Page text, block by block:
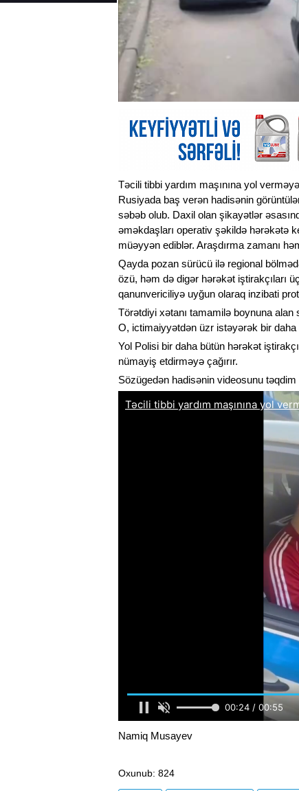
Təcili tibbi yardım maşınına yol
Rusiyada baş verən hadisənin
səbəb olub. Daxil olan şikayətlər
əməkdaşları operativ şəkildə hərəkətə
müəyyən ediblər. Araşdırma zamanı
Qayda pozan sürücü ilə regional
özü, həm də digər hərəkət iştirakçıları
qanunvericiliyə uyğun olaraq inzibati
Törətdiyi xətanı tamamilə boynuna
O, ictimaiyyətdən üzr istəyərək bir daha
Yol Polisi bir daha bütün hərəkət
nümayiş etdirməyə çağırır.
Sözügedən hadisənin videosunu təqdim
Namiq Musayev
Oxunub: 824